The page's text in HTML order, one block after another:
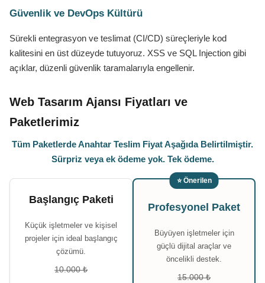
Güvenlik ve DevOps Kültürü
Sürekli entegrasyon ve teslimat (CI/CD) süreçleriyle kod
kalitesini en üst düzeyde tutuyoruz. XSS ve SQL Injection gibi
açıklar, düzenli güvenlik taramalarıyla engellenir.
Web Tasarım Ajansı Fiyatları ve
Paketlerimiz
Tüm Paketlerde Anahtar Teslim Fiyat Aşağıda Belirtilmiştir.
Sürpriz veya ek ödeme yok. Tek ödeme.
Başlangıç Paketi
Küçük işletmeler ve kişisel
projeler için ideal başlangıç
çözümü.
10.000 ₺
⭐ Önerilen
Profesyonel Paket
Büyüyen işletmeler için
güçlü dijital araçlar ve
öncelikli destek.
15.000 ₺